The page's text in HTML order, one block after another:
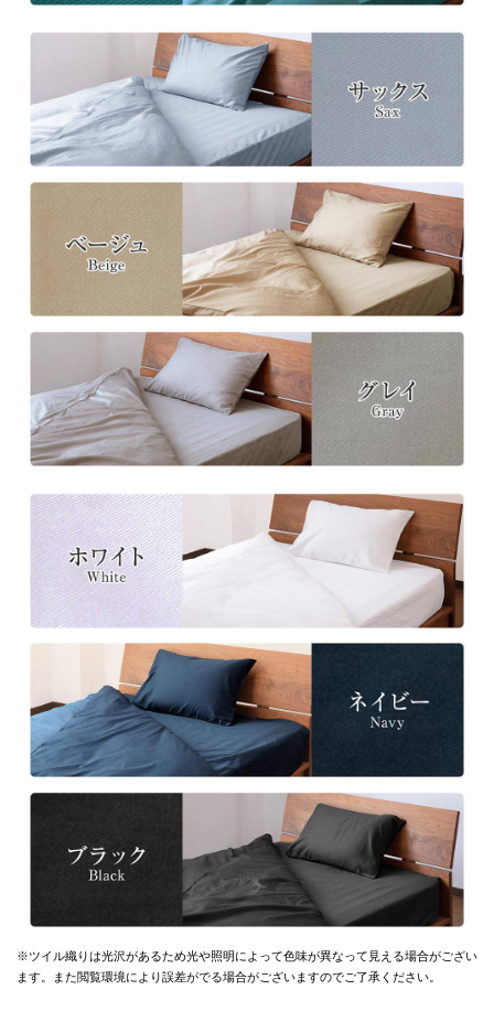
※ツイル織りは光沢があるため光や照明によって色味が異なって見える場合がござい
ます。
また閲覧環境により誤差がでる場合がございますのでご了承ください。